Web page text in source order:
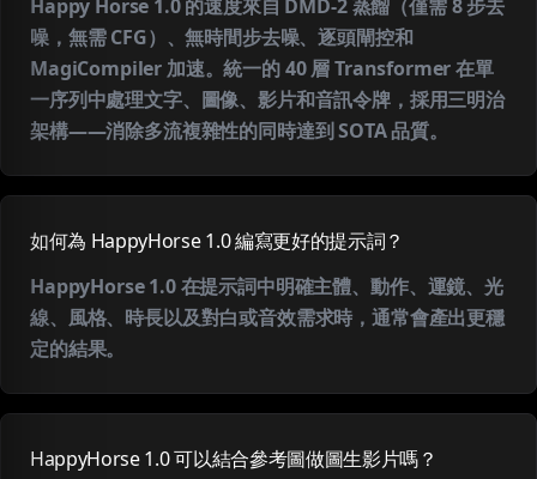
Happy Horse 1.0 的速度來自 DMD-2 蒸餾（僅需 8 步去
噪，無需 CFG）、無時間步去噪、逐頭閘控和
MagiCompiler 加速。統一的 40 層 Transformer 在單
一序列中處理文字、圖像、影片和音訊令牌，採用三明治
架構——消除多流複雜性的同時達到 SOTA 品質。
如何為 HappyHorse 1.0 編寫更好的提示詞？
HappyHorse 1.0 在提示詞中明確主體、動作、運鏡、光
線、風格、時長以及對白或音效需求時，通常會產出更穩
定的結果。
HappyHorse 1.0 可以結合參考圖做圖生影片嗎？